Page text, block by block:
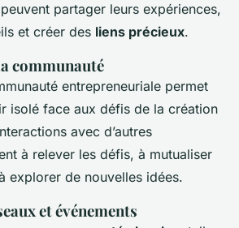
partager leurs expériences,
et créer des liens précieux.
communauté
entrepreneuriale permet
isolé face aux défis de la création
avec d’autres
à relever les défis, à mutualiser
explorer de nouvelles idées.
et événements